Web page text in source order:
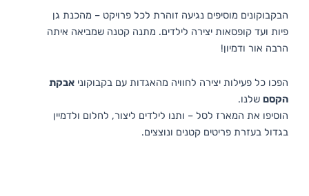
הבקבוקונים מוסיפים נגיעה זוהרת לכל פרויקט – מהכנת גן
פיות ועד קופסאות יצירה לילדים. מתנה קטנה שמביאה איתה
הרבה אור ודמיון!
הפכו כל פעילות יצירה לחוויה מהאגדות עם בקבוקוני אבקת
הקסם שלנו.
הוסיפו את המארז לסל – ותנו לילדים ליצור, לחלום ולדמיין
בגדול בעזרת פריטים קטנים ונוצצים.